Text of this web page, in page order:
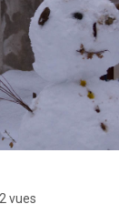
vues